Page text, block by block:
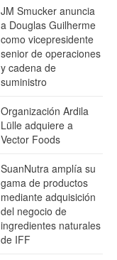
JM Smucker anuncia
a Douglas Guilherme
como vicepresidente
senior de operaciones
y cadena de
suministro
Organización Ardila
Lülle adquiere a
Vector Foods
SuanNutra amplía su
gama de productos
mediante adquisición
del negocio de
ingredientes naturales
de IFF